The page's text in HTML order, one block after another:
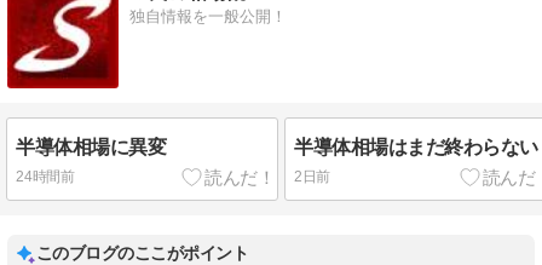
独自情報を一般公開！
半導体相場に異変
24時間前
半導体相場はまだ終わらない
2日前
このブログのここがポイント